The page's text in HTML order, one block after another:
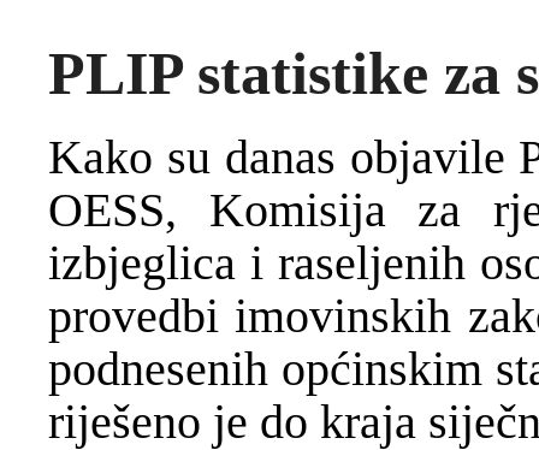
PLIP statistike za
Kako su danas objavile
OESS, Komisija za
izbjeglica i raseljenih
provedbi imovinskih
podnesenih općinskim
riješeno je do kraja